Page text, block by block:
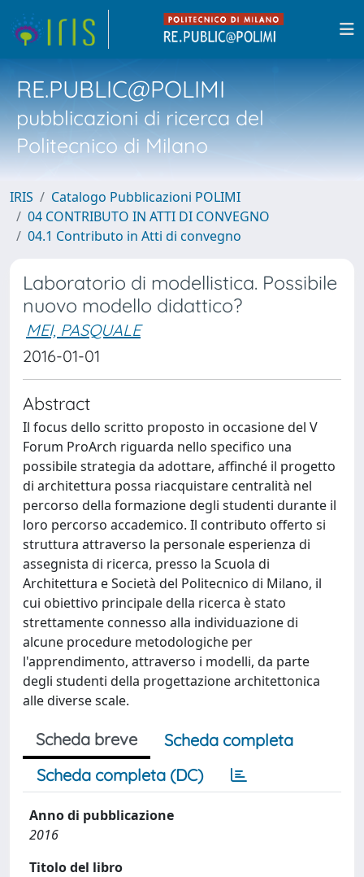
RE.PUBLIC@POLIMI
pubblicazioni di ricerca del
Politecnico di Milano
IRIS
Catalogo Pubblicazioni POLIMI
04 CONTRIBUTO IN ATTI DI CONVEGNO
04.1 Contributo in Atti di convegno
Laboratorio di modellistica. Possibile
nuovo modello didattico?
MEI, PASQUALE
2016-01-01
Abstract
Il focus dello scritto proposto in occasione del V
Forum ProArch riguarda nello specifico una
possibile strategia da adottare, affinché il progetto
di architettura possa riacquistare centralità nel
percorso della formazione degli studenti durante il
loro percorso accademico. Il contributo offerto si
struttura attraverso la personale esperienza di
assegnista di ricerca, presso la Scuola di
Architettura e Società del Politecnico di Milano, il
cui obiettivo principale della ricerca è stato
strettamente connesso alla individuazione di
alcune procedure metodologiche per
l'apprendimento, attraverso i modelli, da parte
degli studenti della progettazione architettonica
alle diverse scale.
Scheda breve
Scheda completa
Scheda completa (DC)
Anno di pubblicazione
2016
Titolo del libro